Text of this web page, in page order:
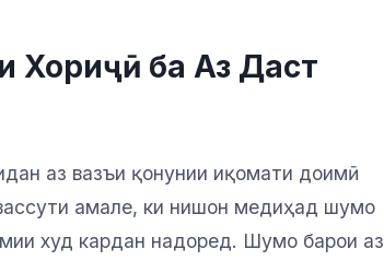
Хориҷӣ ба Аз Даст
аз вазъи қонунии иқомати доимӣ
амале, ки нишон медиҳад шумо
худ кардан надоред. Шумо барои аз